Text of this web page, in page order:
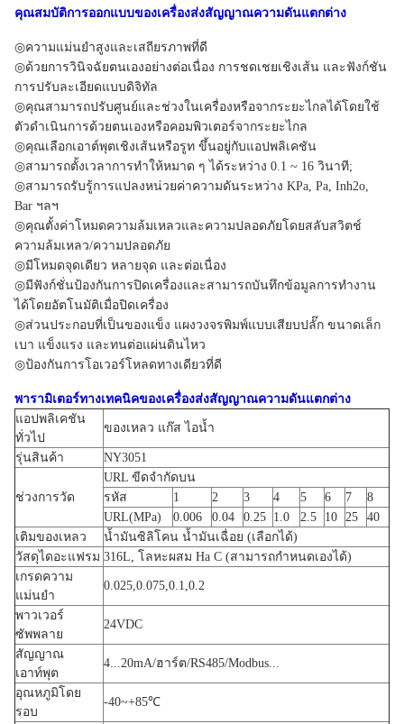
คุณสมบัติการออกแบบของเครื่องส่งสัญญาณความดันแตกต่าง
◎ความแม่นยำสูงและเสถียรภาพที่ดี
◎ด้วยการวินิจฉัยตนเองอย่างต่อเนื่อง การชดเชยเชิงเส้น และฟังก์ชัน
การปรับละเอียดแบบดิจิทัล
◎คุณสามารถปรับศูนย์และช่วงในเครื่องหรือจากระยะไกลได้โดยใช้
ตัวดำเนินการด้วยตนเองหรือคอมพิวเตอร์จากระยะไกล
◎คุณเลือกเอาต์พุตเชิงเส้นหรือรูท ขึ้นอยู่กับแอปพลิเคชัน
◎สามารถตั้งเวลาการทำให้หมาด ๆ ได้ระหว่าง 0.1 ~ 16 วินาที;
◎สามารถรับรู้การแปลงหน่วยค่าความดันระหว่าง KPa, Pa, Inh2o,
Bar ฯลฯ
◎คุณตั้งค่าโหมดความล้มเหลวและความปลอดภัยโดยสลับสวิตช์
ความล้มเหลว/ความปลอดภัย
◎มีโหมดจุดเดียว หลายจุด และต่อเนื่อง
◎มีฟังก์ชั่นป้องกันการปิดเครื่องและสามารถบันทึกข้อมูลการทำงาน
ได้โดยอัตโนมัติเมื่อปิดเครื่อง
◎ส่วนประกอบที่เป็นของแข็ง แผงวงจรพิมพ์แบบเสียบปลั๊ก ขนาดเล็ก
เบา แข็งแรง และทนต่อแผ่นดินไหว
◎ป้องกันการโอเวอร์โหลดทางเดียวที่ดี
พารามิเตอร์ทางเทคนิคของเครื่องส่งสัญญาณความดันแตกต่าง
แอปพลิเคชัน
ทั่วไป
ของเหลว แก๊ส ไอน้ำ
รุ่นสินค้า NY3051
ช่วงการวัด
URL ขีดจำกัดบน
รหัส
1 2 3 4 5 6 7
8
URL(MPa)
0.006 0.04 0.25 1.0 2.5 10 25
40
เติมของเหลว
น้ำมันซิลิโคน น้ำมันเฉื่อย (เลือกได้)
วัสดุไดอะแฟรม 316L, โลหะผสม Ha C (สามารถกำหนดเองได้)
เกรดความ
แม่นยำ
0.025,0.075,0.1,0.2
พาวเวอร์
ซัพพลาย
24VDC
สัญญาณ
เอาท์พุต
4...20mA/ฮาร์ต/RS485/Modbus...
อุณหภูมิโดย
รอบ
-40~+85℃